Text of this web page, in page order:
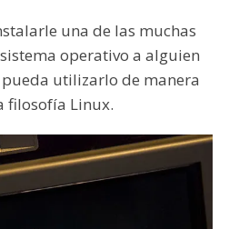
una de las muchas
operativo a alguien
utilizarlo de manera
filosofía Linux.